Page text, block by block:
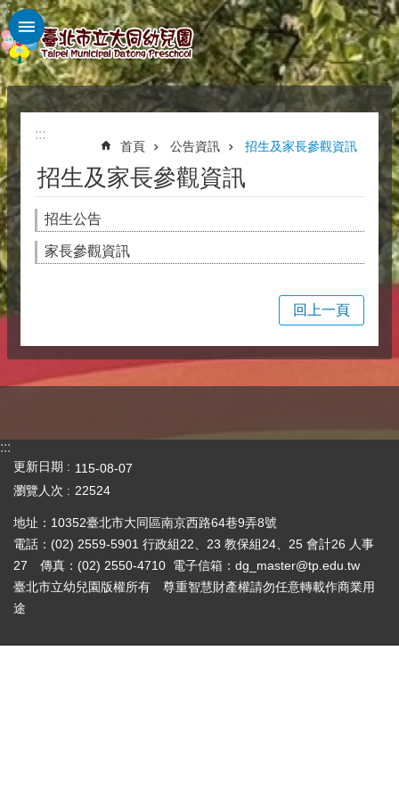
跳到主要內容區塊
:::
:::
首頁 公告資訊 招生及家長參觀資訊
招生及家長參觀資訊
招生公告
家長參觀資訊
回上一頁
:::
更新日期
115-08-07
瀏覽人次
22524
地址：10352臺北市大同區南京西路64巷9弄8號
電話：(02) 2559-5901 行政組22、23 教保組24、25 會計26 人事
27 傳真：(02) 2550-4710 電子信箱：dg_master@tp.edu.tw
臺北市立幼兒園版權所有 尊重智慧財產權請勿任意轉載作商業用
途